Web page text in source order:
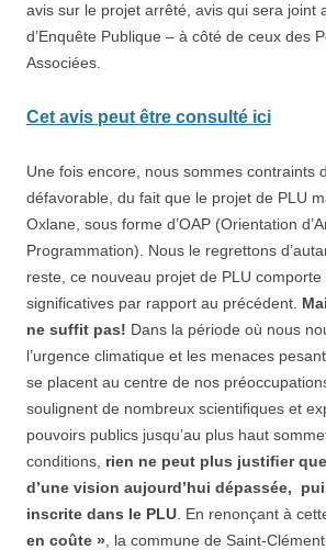
avis sur le projet arrêté, avis qui sera joint
d’Enquête Publique – à côté de ceux des
Associées.
Cet avis peut être consulté ici
Une fois encore, nous sommes contraints
défavorable, du fait que le projet de PLU
Oxlane, sous forme d’OAP (Orientation
Programmation). Nous le regrettons
reste, ce nouveau projet de PLU
significatives par rapport au précédent.
ne suffit pas! Dans la période où nous
l’urgence climatique et les menaces
se placent au centre de nos
soulignent de nombreux scientiﬁques et
pouvoirs publics jusqu’au plus haut
conditions, rien ne peut plus justiﬁer
d’une vision aujourd’hui dépassée,
inscrite dans le PLU . En renonçant à
en coûte » , la commune de Saint-